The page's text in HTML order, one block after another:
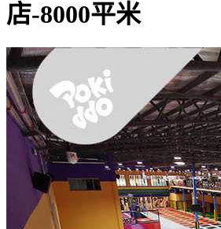
店-8000平米